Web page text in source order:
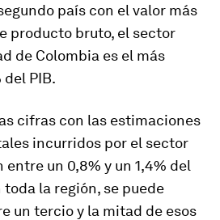
país con el valor más
producto bruto, el sector
de Colombia es el más
del PIB.
cifras con las estimaciones
incurridos por el sector
un 0,8% y un 1,4% del
la región, se puede
un tercio y la mitad de esos